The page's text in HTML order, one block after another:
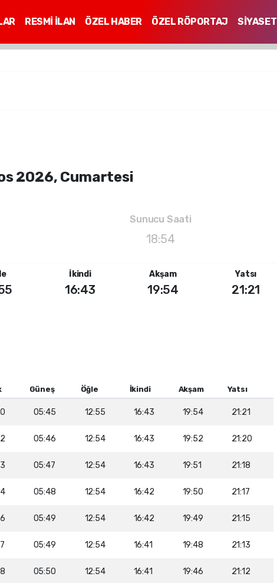
RESMİ İLAN ÖZEL HABER ÖZEL RÖPORTAJ SİYASET
2026, Cumartesi
Sunucu Saati
18:54
İkindi
16:43
Akşam
19:54
Yatsı
21:21
Güneş Öğle İkindi Akşam Yatsı
05:45 12:55 16:43 19:54 21:21
05:46 12:54 16:43 19:52 21:20
05:47 12:54 16:43 19:51 21:18
05:48 12:54 16:42 19:50 21:17
05:49 12:54 16:42 19:49 21:15
05:49 12:54 16:41 19:48 21:13
05:50 12:54 16:41 19:46 21:12